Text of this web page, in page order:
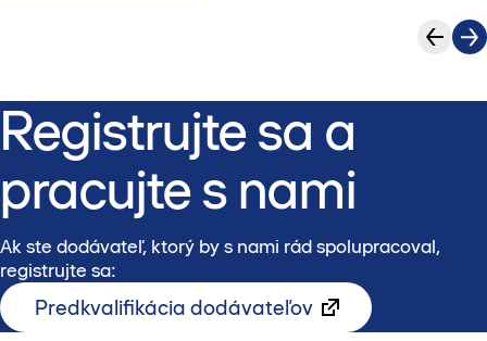
Registrujte sa a
pracujte s nami
Ak ste dodávateľ, ktorý by s nami rád spolupracoval,
registrujte sa:
Predkvalifikácia dodávateľov